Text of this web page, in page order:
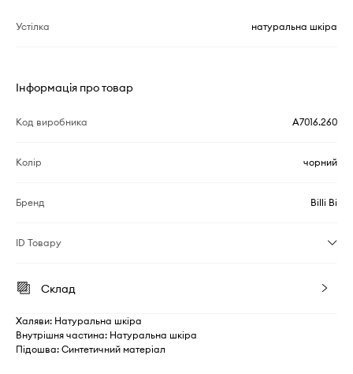
Устілка натуральна шкіра
Інформація про товар
Код виробника A7016.260
Колір чорний
Бренд Billi Bi
ID Товару
Склад
Халяви: Натуральна шкіра
Внутрішня частина: Натуральна шкіра
Підошва: Синтетичний матеріал